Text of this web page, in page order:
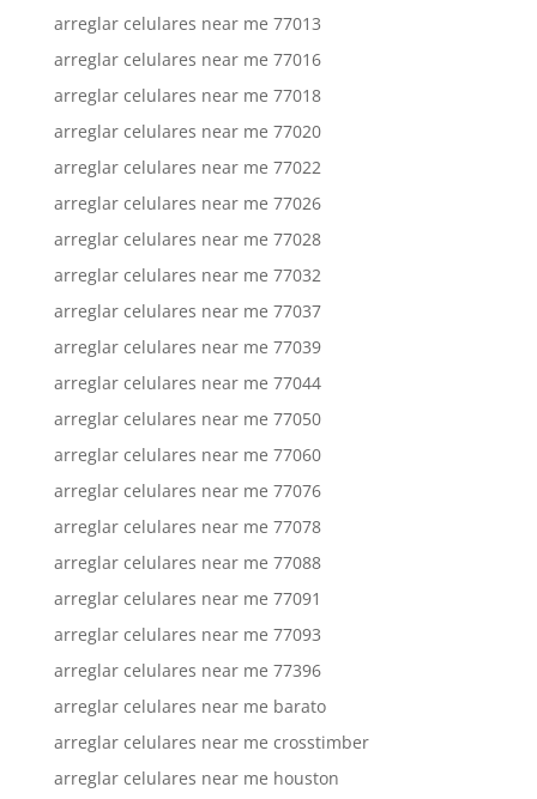
arreglar celulares near me 77013
arreglar celulares near me 77016
arreglar celulares near me 77018
arreglar celulares near me 77020
arreglar celulares near me 77022
arreglar celulares near me 77026
arreglar celulares near me 77028
arreglar celulares near me 77032
arreglar celulares near me 77037
arreglar celulares near me 77039
arreglar celulares near me 77044
arreglar celulares near me 77050
arreglar celulares near me 77060
arreglar celulares near me 77076
arreglar celulares near me 77078
arreglar celulares near me 77088
arreglar celulares near me 77091
arreglar celulares near me 77093
arreglar celulares near me 77396
arreglar celulares near me barato
arreglar celulares near me crosstimber
arreglar celulares near me houston